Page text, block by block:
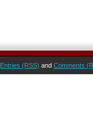
Entries (RSS) and Comments